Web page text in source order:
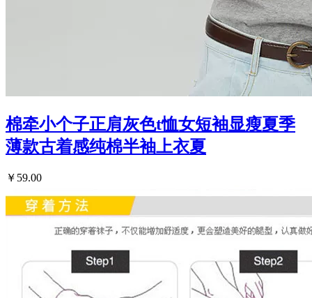
棉牵小个子正肩灰色t恤女短袖显瘦夏季
薄款古着感纯棉半袖上衣夏
￥59.00